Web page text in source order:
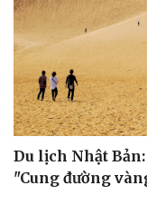
Du lịch Nhật
"Cung đường